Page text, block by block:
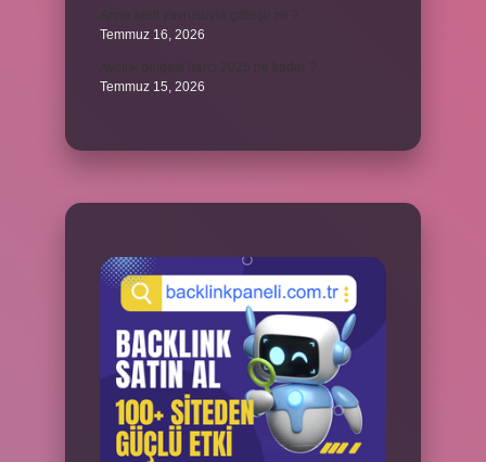
Temmuz 16, 2026
Temmuz 15, 2026